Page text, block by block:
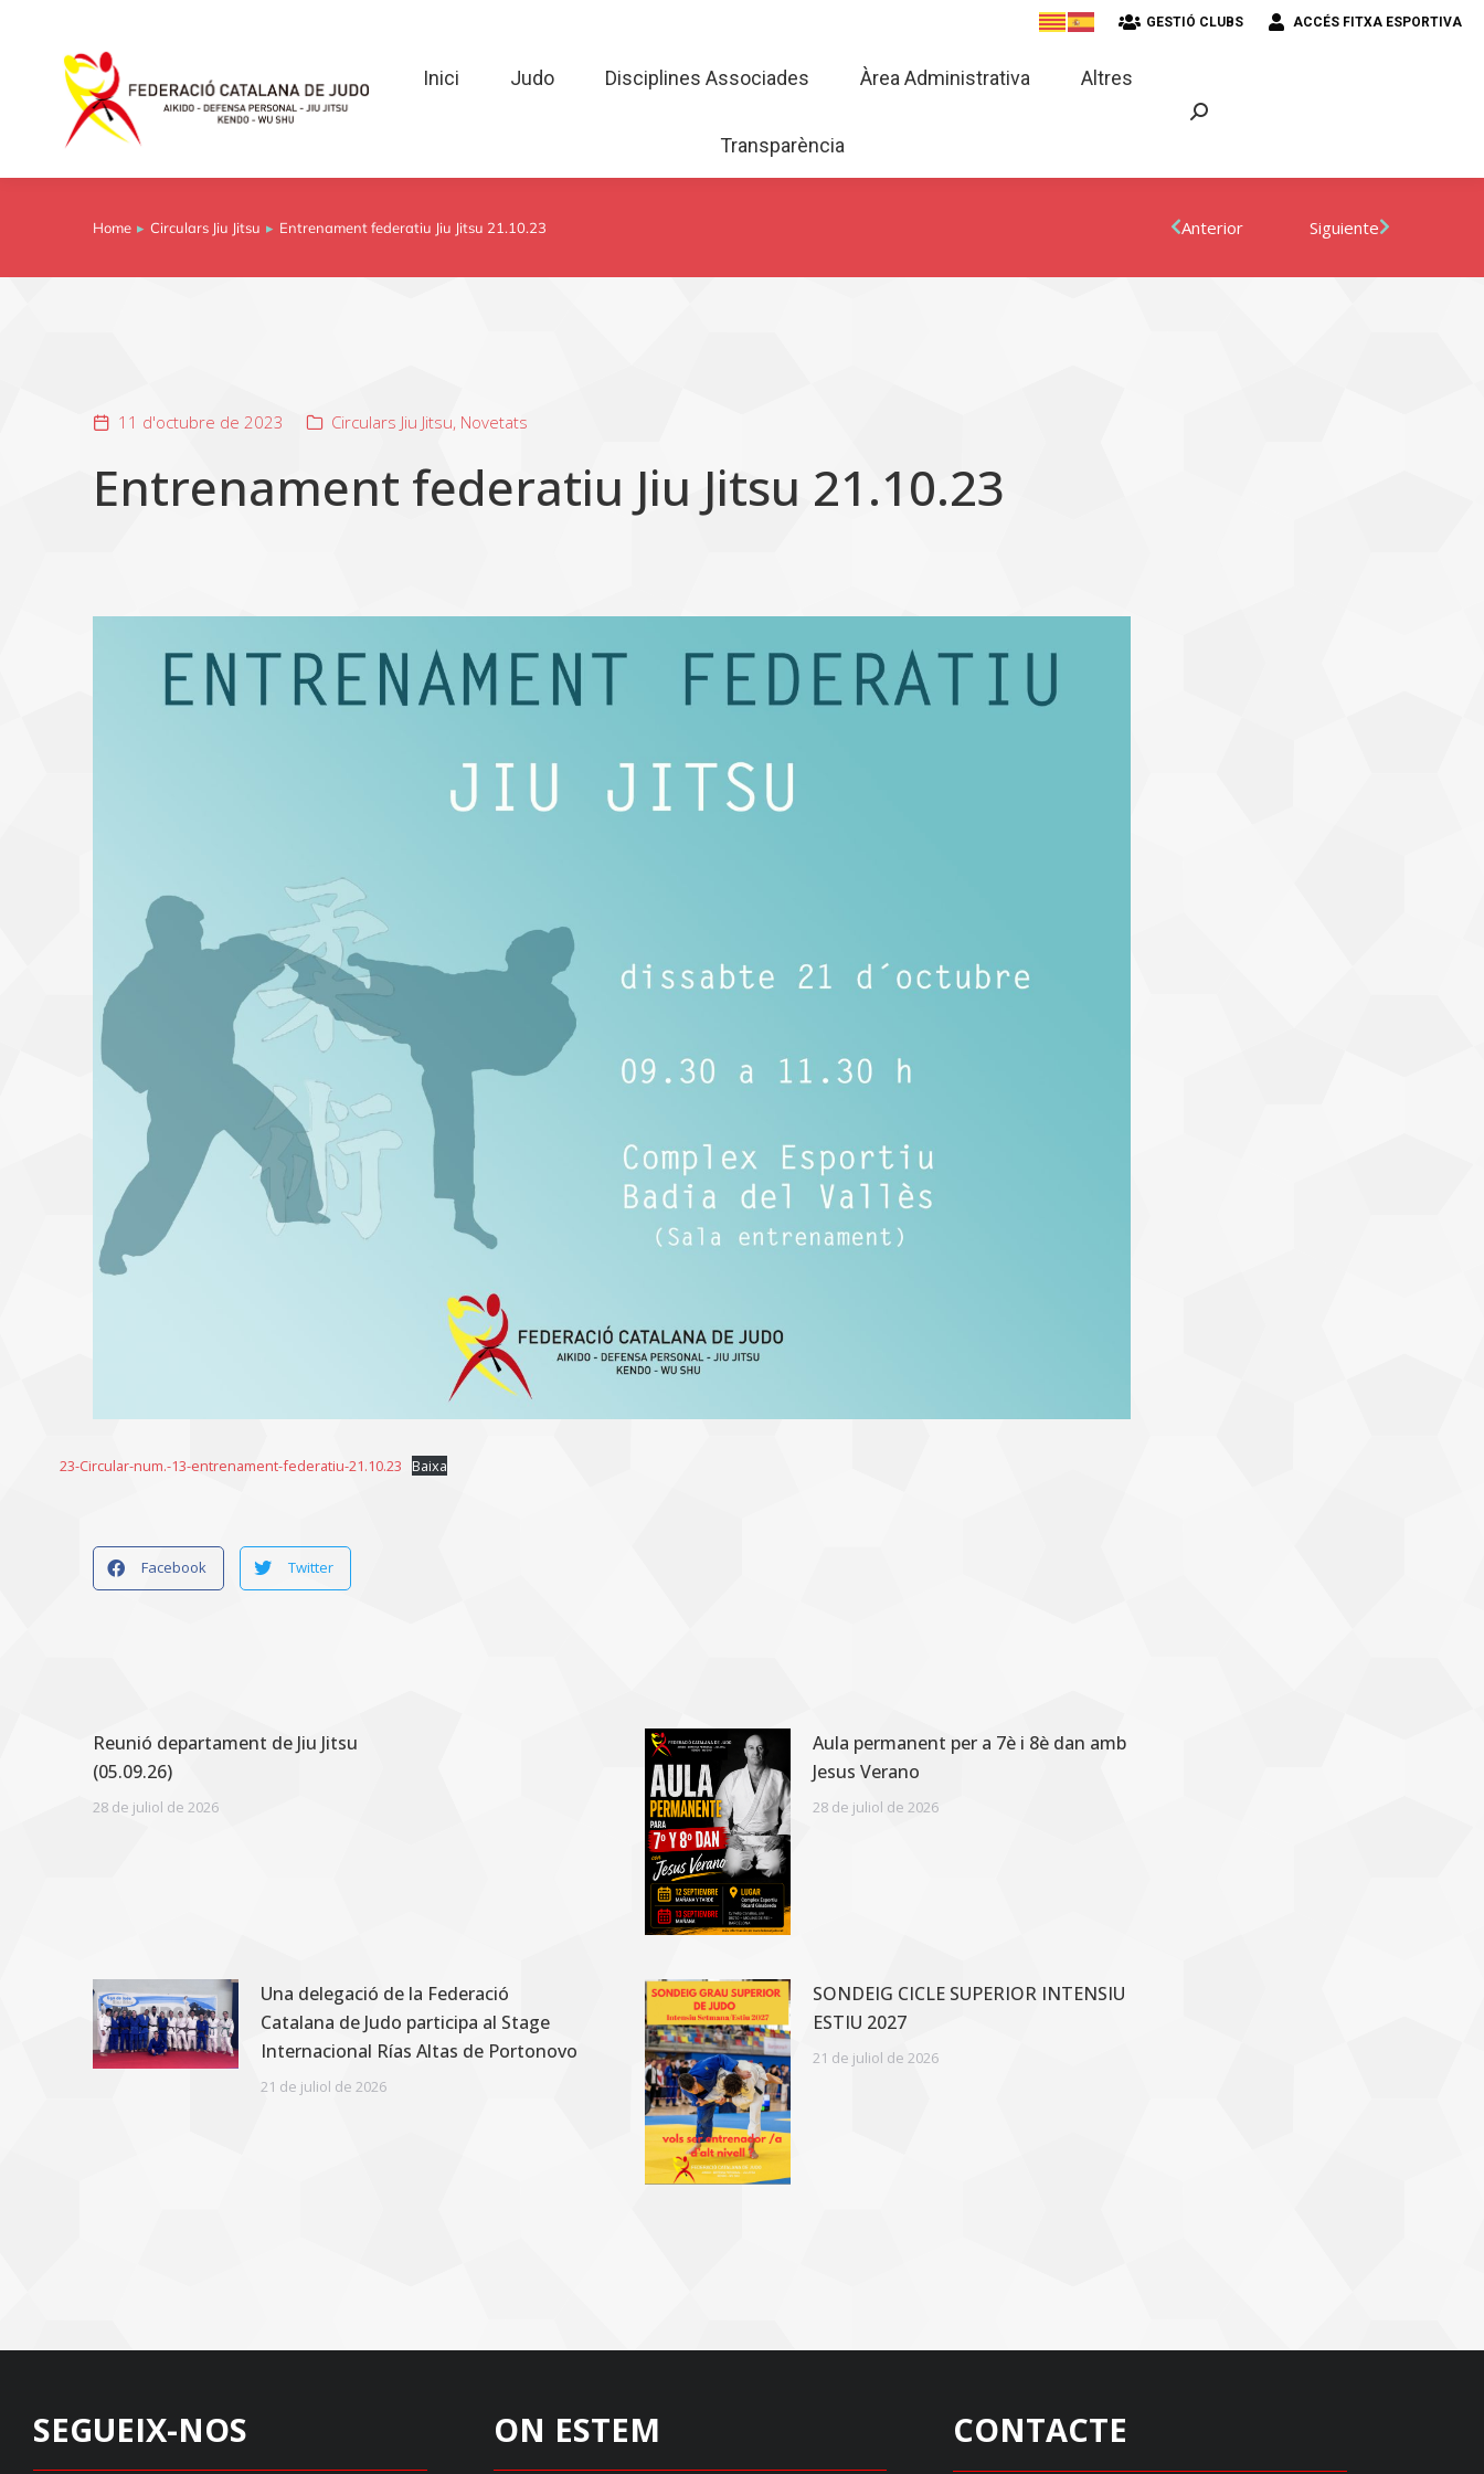
GESTIÓ CLUBS ACCÉS FITXA ESPORTIVA
Inici Judo Disciplines Associades Àrea Administrativa Altres
Transparència
You are here:
Home Circulars Jiu Jitsu Entrenament federatiu Jiu Jitsu 21.10.23 Anterior Siguiente
11 d'octubre de 2023 Circulars Jiu Jitsu, Novetats
Entrenament federatiu Jiu Jitsu 21.10.23
23-Circular-num.-13-entrenament-federatiu-21.10.23 Baixa
Facebook Twitter
Reunió departament de Jiu Jitsu
(05.09.26)
28 de juliol de 2026
Aula permanent per a 7è i 8è dan amb
Jesus Verano
28 de juliol de 2026
Una delegació de la Federació
Catalana de Judo participa al Stage
Internacional Rías Altas de Portonovo
21 de juliol de 2026
SONDEIG CICLE SUPERIOR INTENSIU
ESTIU 2027
21 de juliol de 2026
SEGUEIX-NOS ON ESTEM CONTACTE
Àrea Administrativa Altres